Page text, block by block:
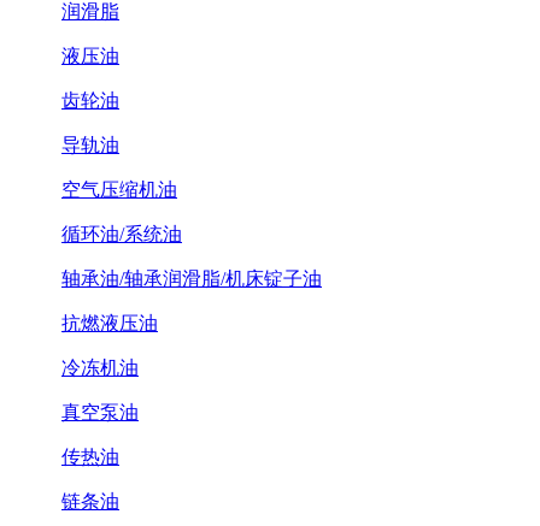
润滑脂
液压油
齿轮油
导轨油
空气压缩机油
循环油/系统油
轴承油/轴承润滑脂/机床锭子油
抗燃液压油
冷冻机油
真空泵油
传热油
链条油